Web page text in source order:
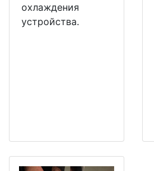
охлаждения
устройства.